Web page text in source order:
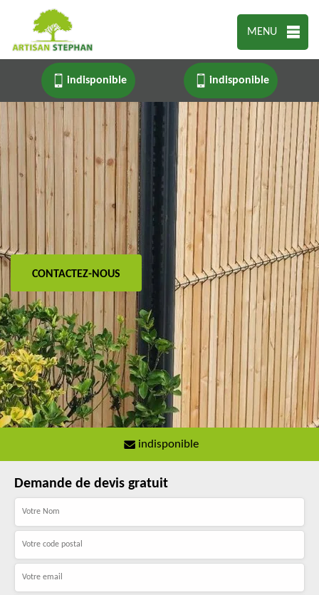
MENU
indisponible indisponible
CONTACTEZ-NOUS
indisponible
Demande de devis gratuit